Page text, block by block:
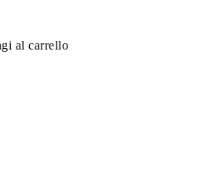
al carrello